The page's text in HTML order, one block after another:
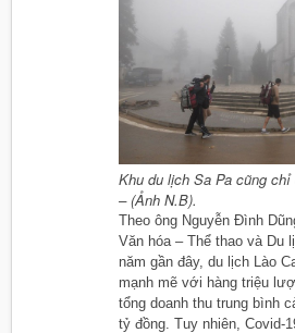
Khu du lịch Sa Pa cũng
– (Ảnh N.B).
Theo ông Nguyễn Đình
Văn hóa – Thể thao và Du
năm gần đây, du lịch Lào
mạnh mẽ với hàng triệu
tổng doanh thu trung bình
tỷ đồng. Tuy nhiên, Covid-